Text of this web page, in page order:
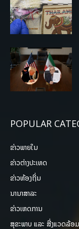
POPULAR
ຂ່າວພາຍ​ໃນ
ຂ່າວຕ່າງປະເທດ
ຂ່າວທ້ອງຖິ່ນ
ນານາສາລະ
ຂ່າວເຫດການ
ສຸຂະພາບ ແລະ ສີ່ງແວດລ້ອມ